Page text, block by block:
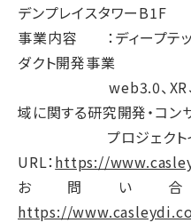
デンプレイスタワーB1F
事業内容 ：ディープテ
ダクト開発事業
web3.0、XR、AI、
域に関する研究開発・コン
プロジェクトイネ
URL：https://
お問い
https://